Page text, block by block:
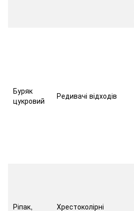
Буряк
цукровий
Редивачі відходів
Ріпак,
Хрестоколірні